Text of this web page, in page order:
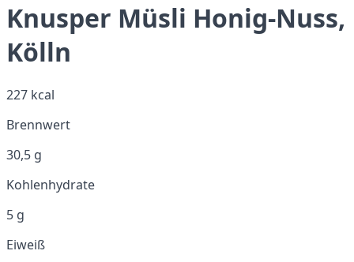
Knusper Müsli Honig-Nuss,
Kölln
227 kcal
Brennwert
30,5 g
Kohlenhydrate
5 g
Eiweiß